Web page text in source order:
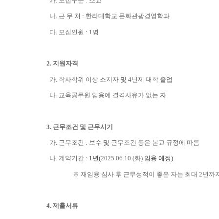
나. 근 무 처 : 한라대학교 문화관광경영학과
다 모집인원 : 1 명
2. 지원자격
가 학사학위 이상 소지자 및 4년제 대학 졸업
나 교육공무원 임용에 결격사유가 없는 자
3. 근무조건 및 근무시기
가 근무조건 : 보수 및 근무조건 등은 본교 규정에 따름
나. 계약기간 : 1년(2025.06.10.(화) 임용 예정)
※ 재임용 심사 후 근무성적이 좋은 자는 최대 2년까지
4. 제출서류